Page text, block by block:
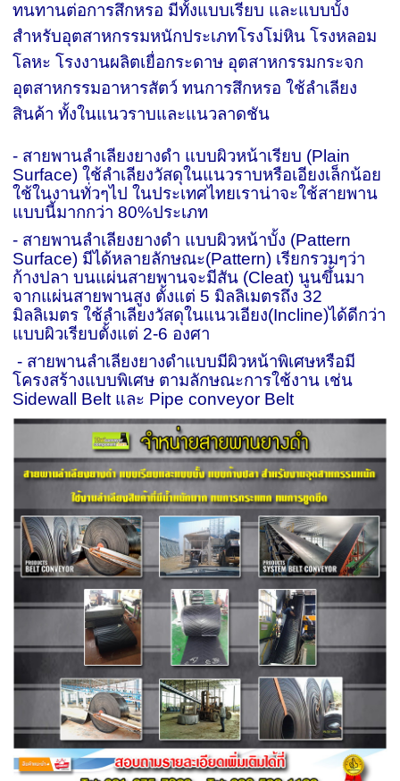
ทนทานต่อการสึกหรอ มีทั้งแบบเรียบ และแบบบั้ง
สำหรับอุตสาหกรรมหนักประเภทโรงโม่หิน โรงหลอม
โลหะ โรงงานผลิตเยื่อกระดาษ อุตสาหกรรมกระจก
อุตสาหกรรมอาหารสัตว์ ทนการสึกหรอ ใช้ลำเลียง
สินค้า ทั้งในแนวราบและแนวลาดชัน
- สายพานลำเลียงยางดำ แบบผิวหน้าเรียบ (Plain
Surface)ใช้ลำเลียงวัสดุในแนวราบหรือเอียงเล็กน้อย
ใช้ในงานทั่วๆไป ในประเทศไทยเราน่าจะใช้สายพาน
แบบนี้มากกว่า 80%ประเภท
- สายพานลำเลียงยางดำ แบบผิวหน้าบั้ง (Pattern
Surface) มีได้หลายลักษณะ(Pattern) เรียกรวมๆว่า
ก้างปลา บนแผ่นสายพานจะมีสัน (Cleat) นูนขึ้นมา
จากแผ่นสายพานสูง ตั้งแต่ 5 มิลลิเมตรถึง 32
มิลลิเมตร ใช้ลำเลียงวัสดุในแนวเอียง(Incline)ได้ดีกว่า
แบบผิวเรียบตั้งแต่ 2-6 องศา
- สายพานลำเลียงยางดำแบบมีผิวหน้าพิเศษหรือมี
โครงสร้างแบบพิเศษ ตามลักษณะการใช้งาน เช่น
Sidewall Belt และ Pipe conveyor Belt